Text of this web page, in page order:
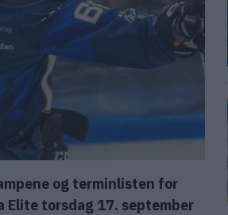
og terminlisten for
Elite torsdag 17. september